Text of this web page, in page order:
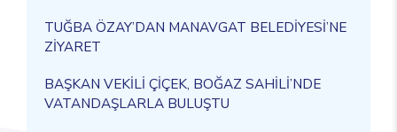
TUĞBA ÖZAY’DAN MANAVGAT BELEDİYESİ’NE
ZİYARET
BAŞKAN VEKİLİ ÇİÇEK, BOĞAZ SAHİLİ’NDE
VATANDAŞLARLA BULUŞTU